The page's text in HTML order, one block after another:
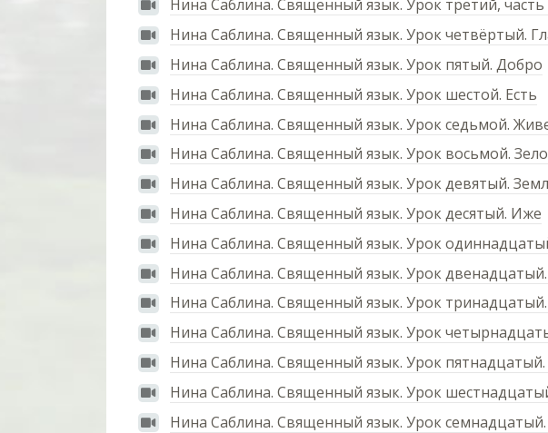
Нина Саблина. Священный язык. Урок третий,
Нина Саблина. Священный язык. Урок четвёртый.
Нина Саблина. Священный язык. Урок пятый. Добро
Нина Саблина. Священный язык. Урок шестой. Есть
Нина Саблина. Священный язык. Урок седьмой.
Нина Саблина. Священный язык. Урок восьмой. Зело
Нина Саблина. Священный язык. Урок девятый.
Нина Саблина. Священный язык. Урок десятый. Иже
Нина Саблина. Священный язык. Урок
Нина Саблина. Священный язык. Урок
Нина Саблина. Священный язык. Урок
Нина Саблина. Священный язык. Урок
Нина Саблина. Священный язык. Урок
Нина Саблина. Священный язык. Урок
Нина Саблина. Священный язык. Урок